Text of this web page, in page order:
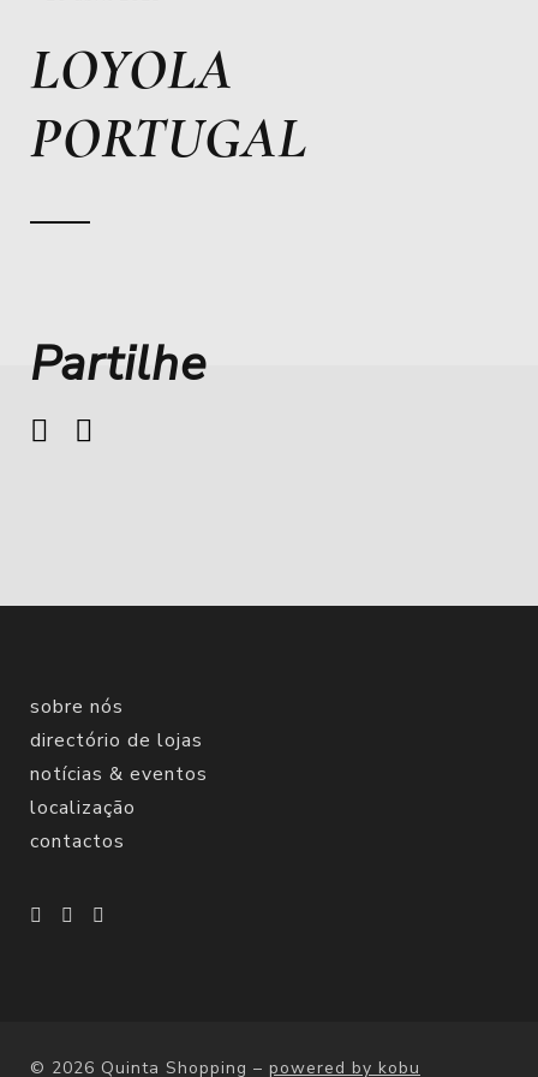
LOYOLA
PORTUGAL
Partilhe
sobre nós
directório de lojas
notícias & eventos
localização
contactos
© 2026 Quinta Shopping – powered by kobu